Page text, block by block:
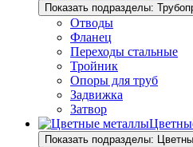
Показать подразделы:
Отводы
Фланец
Переходы стальные
Тройник
Опоры для труб
Задвижка
Затвор
Показать подразделы: